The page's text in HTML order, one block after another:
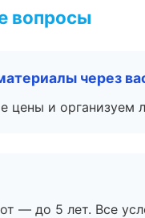
вопросы
через
и организуем
— до 5 лет. Все